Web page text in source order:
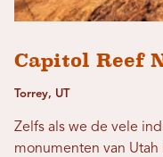
Capitol Reef
Torrey, UT
Zelfs als we de vele
monumenten van